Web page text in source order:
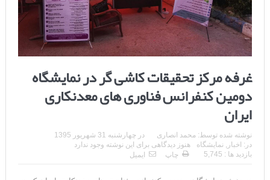
غرفه مرکز تحقیقات کاشی گر در نمایشگاه
دومین کنفرانس فناوری های معدنکاری
ایران
نوشته شده توسط: محمد انصاری در چهارشنبه 31 شهریور 1395
در: اخبار , نمایشگاه
هنوز دیدگاهی برای این نوشته وجود ندارد
بازدید ها : 5,745
چاپ ایمیل